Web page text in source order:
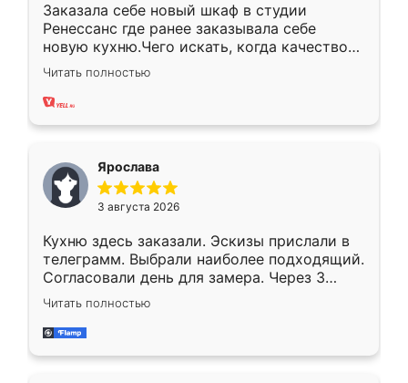
Заказала себе новый шкаф в студии
Ренессанс где ранее заказывала себе
новую кухню.Чего искать, когда качеством
вполне довольна. Служит кухня уже почти
два года, нареканий нет.
Читать полностью
Ярослава
3 августа 2026
Кухню здесь заказали. Эскизы прислали в
телеграмм. Выбрали наиболее подходящий.
Согласовали день для замера. Через 3
недели кухня была уже готова. Остались
довольны работой. Спасибо Ренессанс
мебель за качественную работу!
Читать полностью